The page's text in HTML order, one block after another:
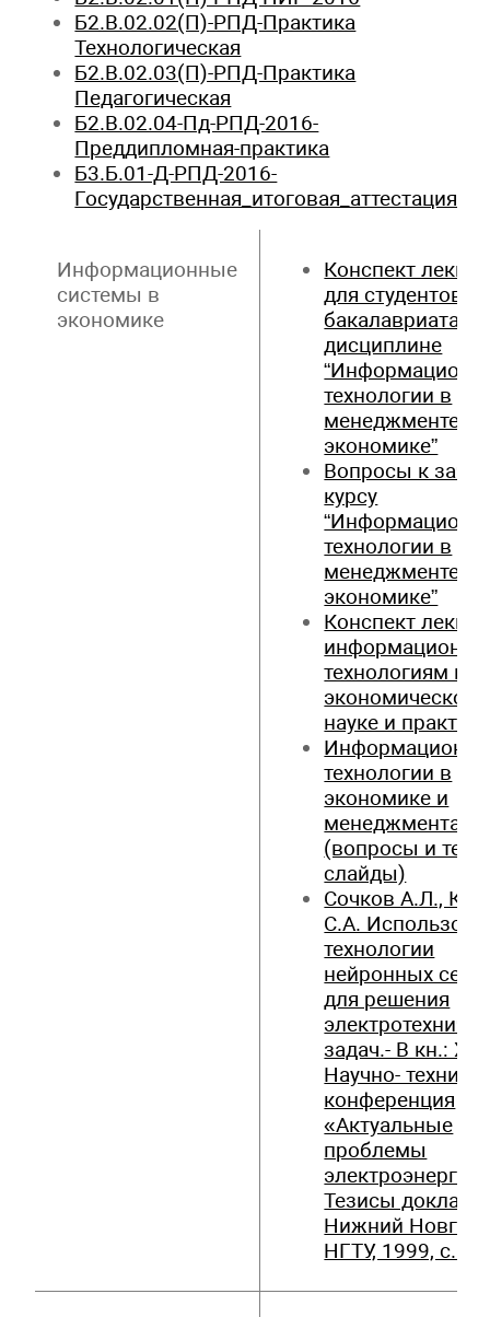
Б2.В.02.02(П)-РПД-Практика
Технологическая
Б2.В.02.03(П)-РПД-Практика
Педагогическая
Б2.В.02.04-Пд-РПД-2016-
Преддипломная-практика
Б3.Б.01-Д-РПД-2016-
Государственная_итоговая_аттестация
Информационные
системы в
экономике
Конспект
для студентов
бакалавриата по
дисциплине
технологии в
менеджменте и
экономике”
Вопросы к
курсу
технологии в
менеджменте и
экономике”
Конспект
технологиям в
экономической
науке и
технологии в
экономике и
менеджмента
(вопросы и
слайды)
Сочков А.Л.,
С.А.
технологии
нейронных
для решения
задач.- В кн.:
Научно-
конференция
«Актуальные
проблемы
Тезисы
Нижний
НГТУ, 1999,